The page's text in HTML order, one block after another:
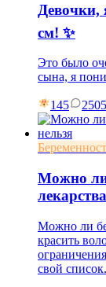
см! ✨
Это было
сына, я
145 25
Можно ли
Можно ли
красить
свой список.